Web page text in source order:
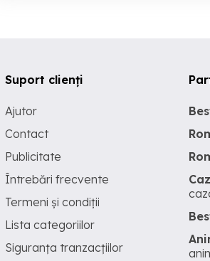
Suport clienți
Ajutor
Contact
Publicitate
Întrebări frecvente
Termeni și condiții
Lista categoriilor
Siguranța tranzacțiilor